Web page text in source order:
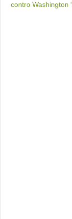
contro Washington